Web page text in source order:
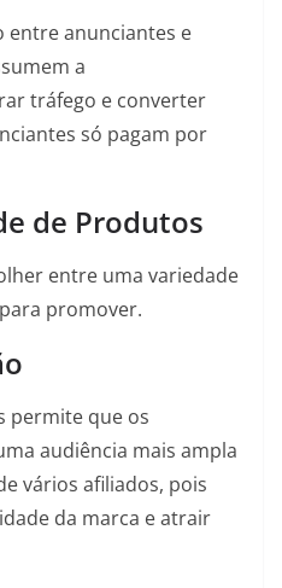
entre anunciantes e
a
tráfego e converter
só pagam por
de Produtos
entre uma variedade
promover.
permite que os
audiência mais ampla
vários afiliados, pois
da marca e atrair